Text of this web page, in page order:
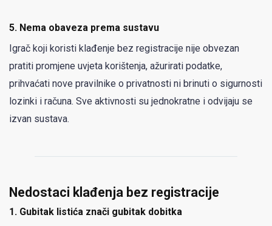
5. Nema obaveza prema sustavu
Igrač koji koristi klađenje bez registracije nije obvezan
pratiti promjene uvjeta korištenja, ažurirati podatke,
prihvaćati nove pravilnike o privatnosti ni brinuti o sigurnosti
lozinki i računa. Sve aktivnosti su jednokratne i odvijaju se
izvan sustava.
Nedostaci klađenja bez registracije
1. Gubitak listića znači gubitak dobitka